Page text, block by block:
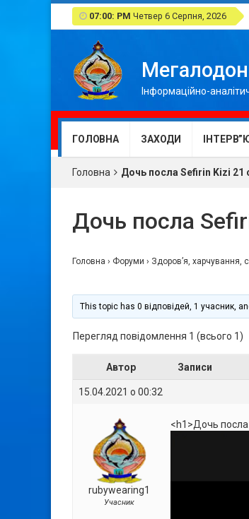
07:00: PM Четвер 6 Серпня, 2026
Мегалодон
Інформаційно-
ГОЛОВНА ЗАХОДИ
Головна Дочь посла Sefirin Kizi 21
Дочь посла
Головна › Форуми › Здоров’я, харчування,
This topic has 0 відповідей, 1 учасник,
Перегляд повідомлення 1 (всього 1)
Автор Записи
15.04.2021 о 00:32
rubywearing1
Учасник
<h1>Дочь